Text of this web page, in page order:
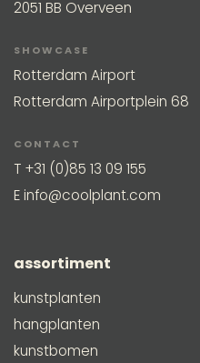
2051 BB Overveen
SHOWCASE
Rotterdam Airport
Rotterdam Airportplein 68
CONTACT
T +31 (0)85 13 09 155
Einfo@coolplant.com
assortiment
kunstplanten
hangplanten
kunstbomen